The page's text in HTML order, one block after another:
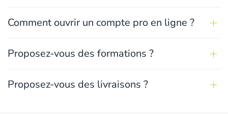
Comment ouvrir un compte pro en ligne ?
Proposez-vous des formations ?
Proposez-vous des livraisons ?